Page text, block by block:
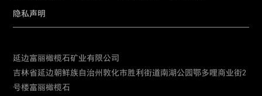
隐私声明
延边富丽橄榄石矿业有限公司
吉林省延边朝鲜族自治州敦化市胜利街道南湖公园鄂多哩商业街2
号楼富丽橄榄石